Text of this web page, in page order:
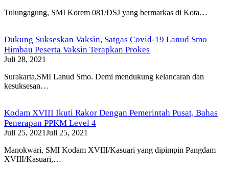
Tulungagung, SMI Korem 081/DSJ yang bermarkas di Kota…
Dukung Sukseskan Vaksin, Satgas Covid-19 Lanud Smo
Himbau Peserta Vaksin Terapkan Prokes
Juli 28, 2021
Surakarta,SMI Lanud Smo. Demi mendukung kelancaran dan
kesuksesan…
Kodam XVIII Ikuti Rakor Dengan Pemerintah Pusat, Bahas
Penerapan PPKM Level 4
Juli 25, 2021Juli 25, 2021
Manokwari, SMI Kodam XVIII/Kasuari yang dipimpin Pangdam
XVIII/Kasuari,…